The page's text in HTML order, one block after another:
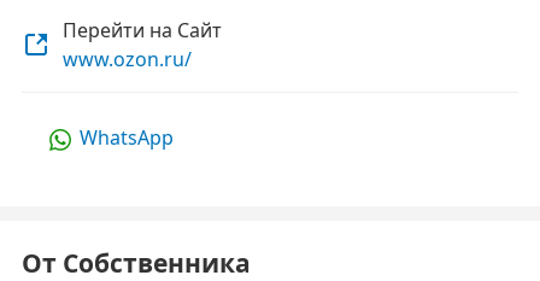
Перейти на Сайт
www.ozon.ru/
WhatsApp
От Собственника